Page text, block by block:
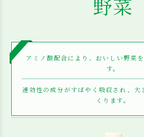
野菜
アミノ酸配合により、おいしい野菜
す。
速効性の成分がすばやく吸収され、大
くります。